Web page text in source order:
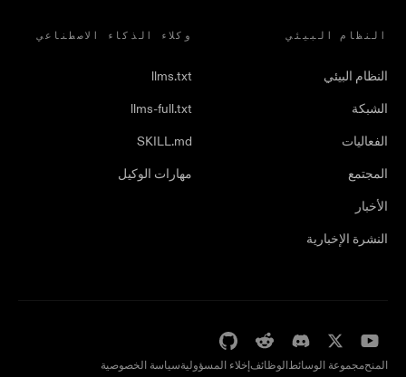
النظام البيئي
النظام البيئي
الشبكة
الفعاليات
المجتمع
الأخبار
النشرة الإخبارية
وكلاء الذكاء الاصطناعي
llms.txt
llms-full.txt
SKILL.md
مهارات الوكيل
المنحمجموعة الوسائطالوظائفإخلاء المسؤوليةسياسة الخصوصية